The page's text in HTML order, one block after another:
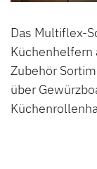
Das Multiflex-
Küchenhelfern
Zubehör
über